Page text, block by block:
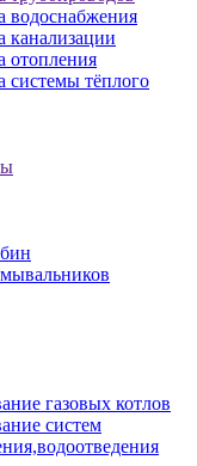
водоснабжения
канализации
отопления
системы тёплого
газовых котлов
систем